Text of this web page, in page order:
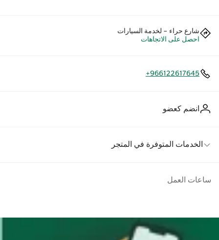
شارع حراء - لخدمة السيارات
احصل على الاتجاهات
+966122617645
انضم كعضو
الخدمات المتوفرة في المتجر
ساعات العمل